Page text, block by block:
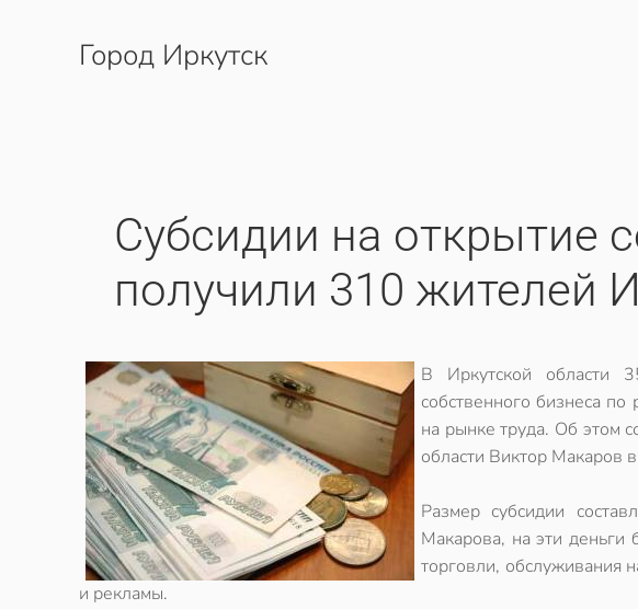
Перейти к содержимому
Город Иркутск
Субсидии на открытие
получили 310 жителей
В Иркутской области
собственного бизнеса
на рынке труда. Об этом
области Виктор Макаров
Размер субсидии
Макарова, на эти деньги
торговли, обслуживания
и рекламы.